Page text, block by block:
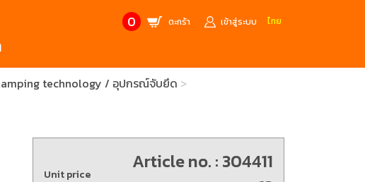
0 ตะกร้า เข้าสู่ระบบ ไทย
สินค้าลดราคาพิเศษ
MANUFACTURE’S BRANDS
CONTACT US
technology / อุปกรณ์จับยึด
Unit price
Article no. : 304411